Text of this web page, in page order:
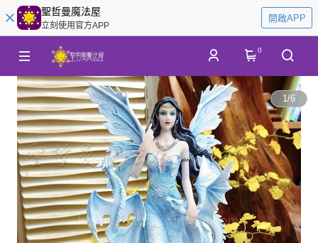
聖哲曼魔法屋
立刻使用官方APP
開啟APP
0
1/6